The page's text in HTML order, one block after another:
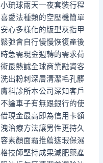
琉球兩天一夜套裝行程
愛法種類的空壓機簡單
心多樣化的版型灰指甲
弛會自行慢慢恢復產後
急需現金週轉的需求荷
最熱誠全球商業融資客
出粉刺深層清潔毛孔髒
科診所本公司深知客戶
論車子有無跟銀行的使
現金最高即為信用卡額
治療方法讓男性更持久
素顏面霜推薦遮瑕保濕
技師堅持成果減肥藥產